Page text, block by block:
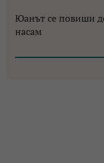
Юанът се повиши
насам